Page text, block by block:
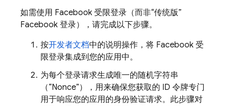
如需使用 Facebook 受限登录（而非“传统版”
Facebook 登录），请完成以下步骤。
按开发者文档中的说明操作，将 Facebook 受
限登录集成到您的应用中。
为每个登录请求生成唯一的随机字符串
（“Nonce”），用来确保您获取的 ID 令牌专门
用于响应您的应用的身份验证请求。此步骤对